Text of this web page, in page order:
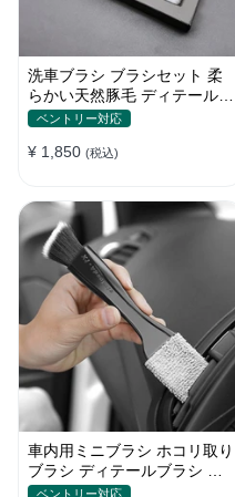
洗車ブラシ ブラシセット 柔
らかい天然豚毛 ディテールブ
ラシ 隙間ブラシ 筆タイプ
ベントリー対応
¥ 1,850 (税込)
車内用ミニブラシ ホコリ取り
ブラシ ディテールブラシ 筆
タイプ 車 エアコン吹き出し
ベントリー対応